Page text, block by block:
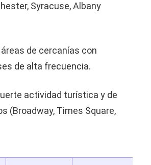
Syracuse, Albany
de cercanías con
de alta frecuencia.
actividad turística y de
(Broadway, Times Square,